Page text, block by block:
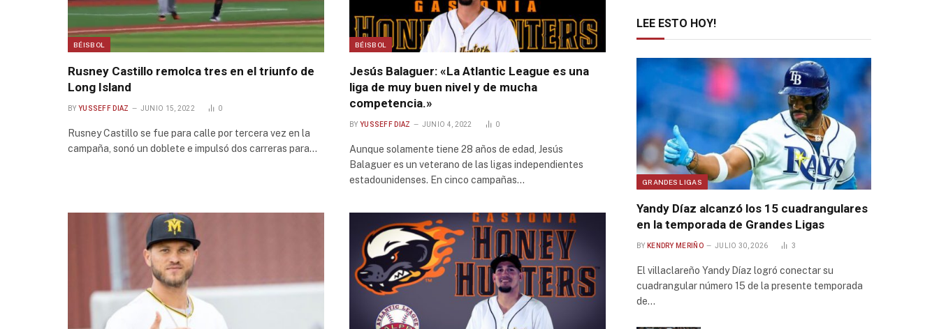
BÉISBOL
Rusney Castillo remolca tres en el triunfo de
Long Island
BY YUSSEFF DIAZ JUNIO 15, 2022 0
Rusney Castillo se fue para calle por tercera vez en la
campaña, sonó un doblete e impulsó dos carreras para…
BÉISBOL
Jesús Balaguer: «La Atlantic League es una
liga de muy buen nivel y de mucha
competencia.»
BY YUSSEFF DIAZ JUNIO 4, 2022 0
Aunque solamente tiene 28 años de edad, Jesús
Balaguer es un veterano de las ligas independientes
estadounidenses. En cinco campañas…
LEE ESTO HOY!
GRANDES LIGAS
Yandy Díaz alcanzó los 15 cuadrangulares
en la temporada de Grandes Ligas
BY KENDRY MERIÑO JULIO 30, 2026 3
El villaclareño Yandy Díaz logró conectar su
cuadrangular número 15 de la presente temporada
de…